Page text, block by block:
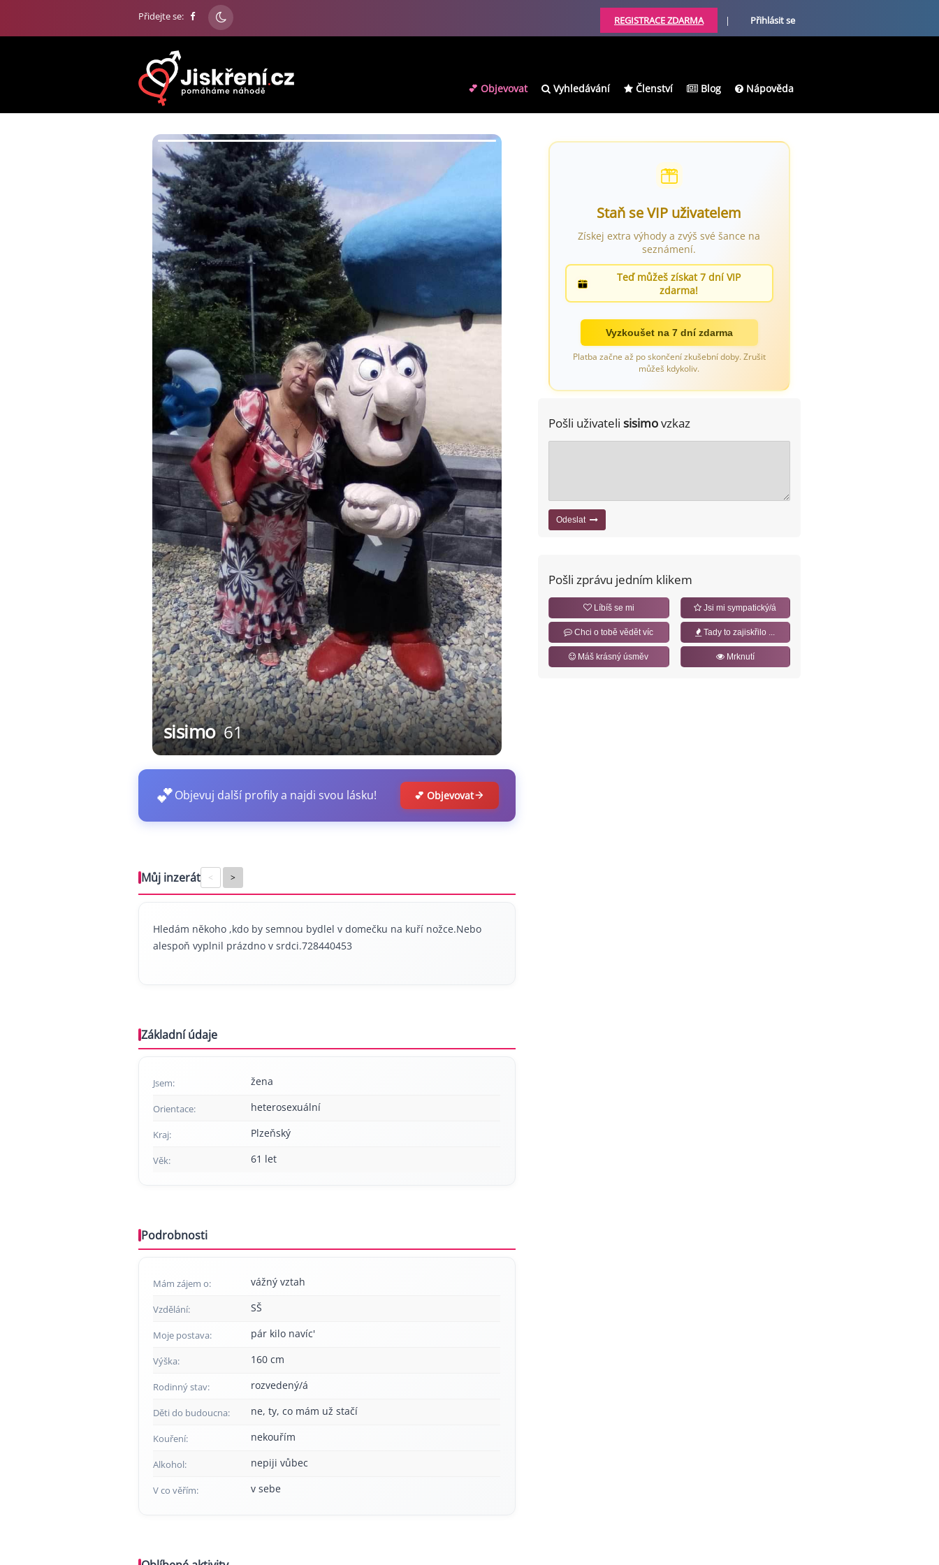
Přidejte se: REGISTRACE ZDARMA | Přihlásit se
💕 Objevovat Vyhledávání Členství Blog Nápověda
sisimo 61
💕Objevuj další profily a najdi svou lásku! 💕 Objevovat
Můj inzerát < >
Hledám někoho ,kdo by semnou bydlel v domečku na kuří nožce.Nebo
alespoň vyplnil prázdno v srdci.728440453
Základní údaje
Jsem: žena
Orientace: heterosexuální
Kraj: Plzeňský
Věk: 61 let
Podrobnosti
Mám zájem o: vážný vztah
Vzdělání: SŠ
Moje postava: pár kilo navíc'
Výška: 160 cm
Rodinný stav: rozvedený/á
Děti do budoucna: ne, ty, co mám už stačí
Kouření: nekouřím
Alkohol: nepiji vůbec
V co věřím: v sebe
Staň se VIP uživatelem
Získej extra výhody a zvýš své šance na
seznámení.
Teď můžeš získat 7 dní VIP
zdarma!
Vyzkoušet na 7 dní zdarma
Platba začne až po skončení zkušební doby. Zrušit
můžeš kdykoliv.
Pošli uživateli sisimovzkaz
Odeslat
Pošli zprávu jedním klikem
Líbíš se mi Jsi mi sympatický/á
Chci o tobě vědět víc Tady to zajiskřilo ...
Máš krásný úsměv Mrknutí